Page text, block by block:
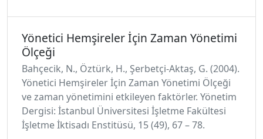
Yönetici Hemşireler İçin Zaman Yönetimi
Ölçeği
Bahçecik, N., Öztürk, H., Şerbetçi-Aktaş, G. (2004).
Yönetici Hemşireler İçin Zaman Yönetimi Ölçeği
ve zaman yönetimini etkileyen faktörler. Yönetim
Dergisi: İstanbul Üniversitesi İşletme Fakültesi
İşletme İktisadı Enstitüsü, 15 (49), 67 – 78.